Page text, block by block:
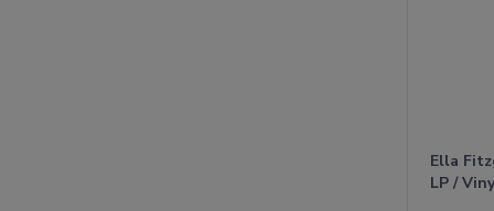
Ella
LP /